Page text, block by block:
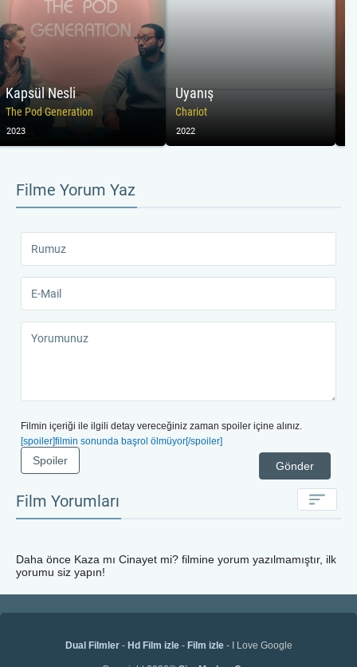
Kapsül Nesli
The Pod Generation
2023
Uyanış
Chariot
2022
Filme Yorum Yaz
Filmin içeriği ile ilgili detay vereceğiniz zaman spoiler içine alınız.
[spoiler]filmin sonunda başrol ölmüyor[/spoiler]
Gönder
Spoiler
Film Yorumları
Daha önce Kaza mı Cinayet mi? filmine yorum yazılmamıştır, ilk
yorumu siz yapın!
Dual Filmler- Hd Film izle- Film izle- I Love Google